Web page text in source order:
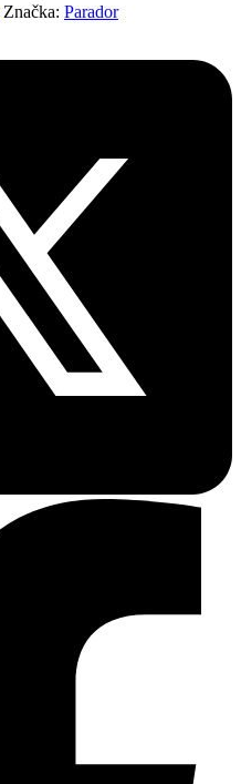
Značka: Parador